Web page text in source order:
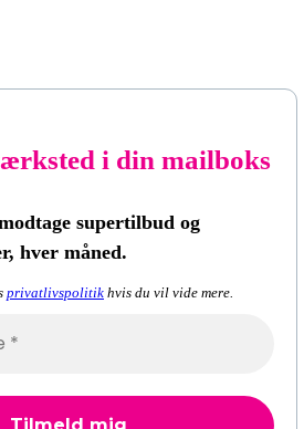
i din mailboks
supertilbud og
hver måned.
privatlivspolitik hvis du vil vide mere.